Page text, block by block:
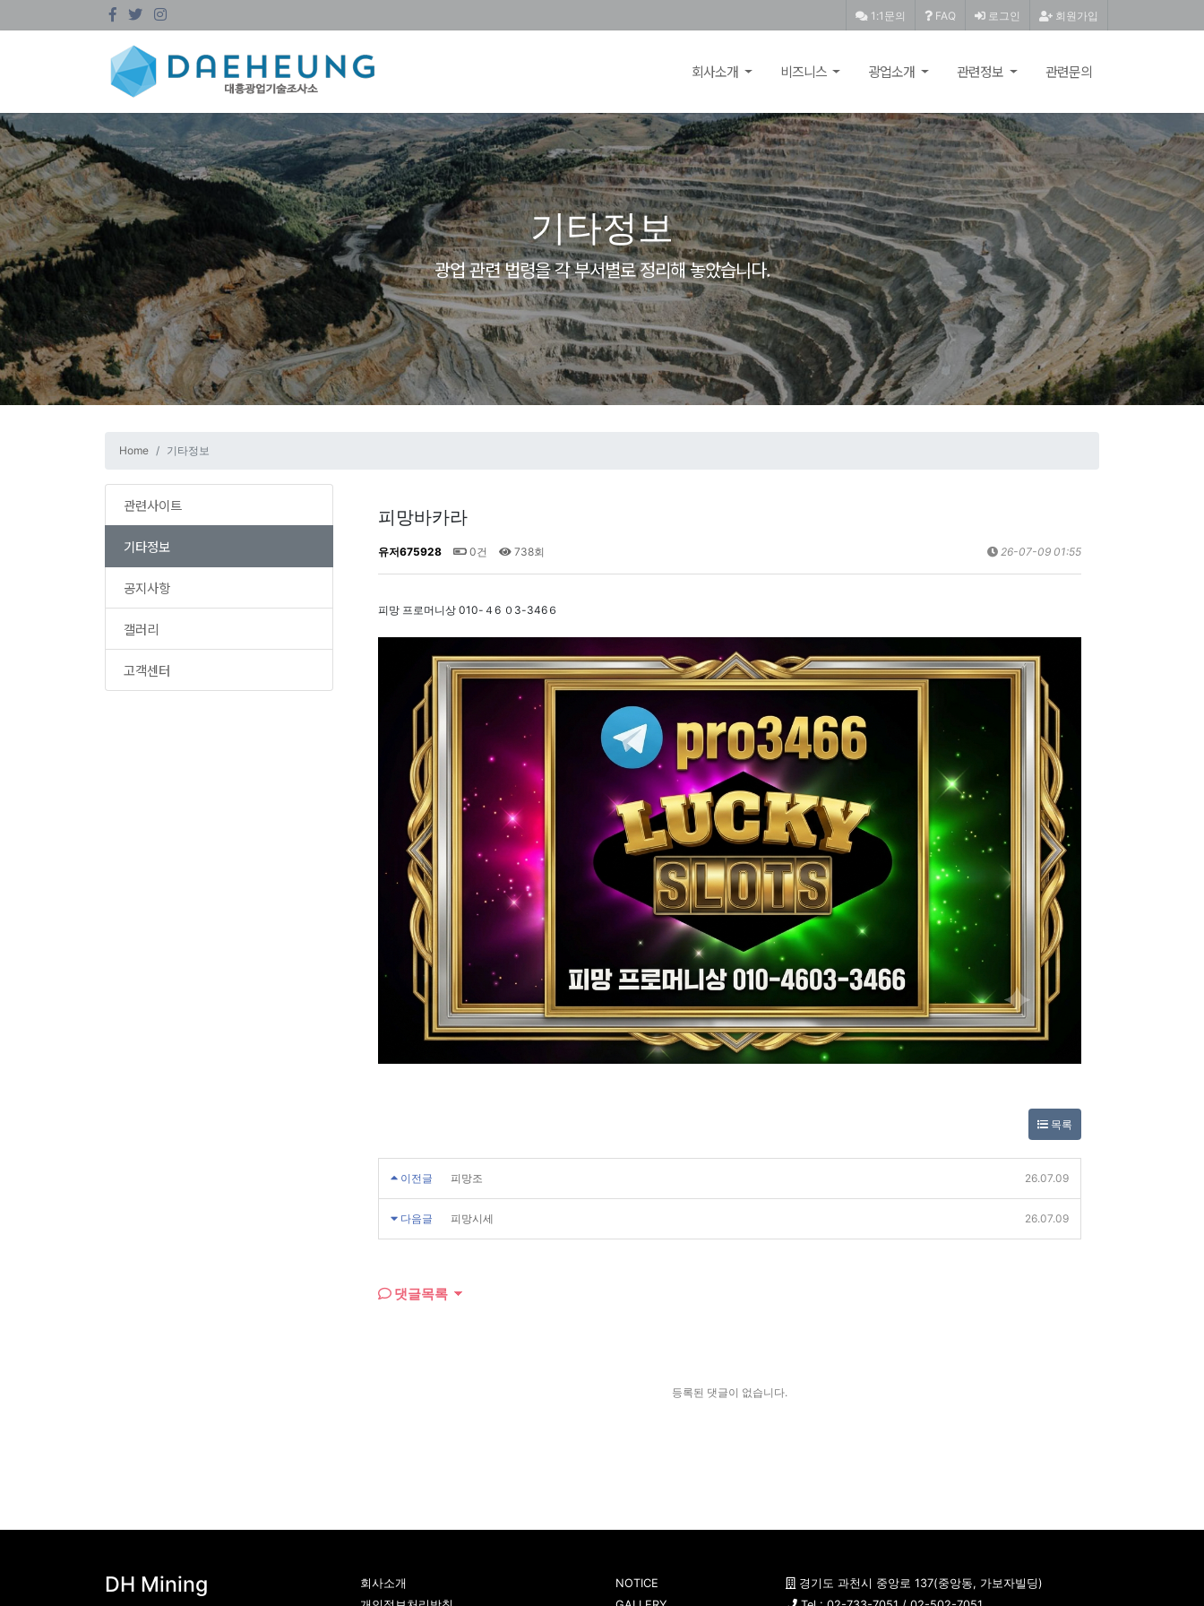
회원가입
로그인
FAQ
1:1문의
회사소개 비즈니스 광업소개 관련정보 관련문의
기타정보
광업 관련 법령을 각 부서별로 정리해 놓았습니다.
Home 기타정보
관련사이트
기타정보
공지사항
갤러리
고객센터
피망바카라
유저675928 0건 738회 26-07-09 01:55
피망 프로머니상 010-４6 ０3-346６
목록
이전글 피망조 26.07.09
다음글 피망시세 26.07.09
댓글목록
등록된 댓글이 없습니다.
DH Mining
회사소개
NOTICE
경기도 과천시 중앙로 137(중앙동, 가보자빌딩)